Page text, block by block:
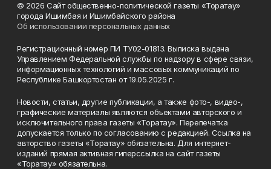
© 2026 Сайт общественно-политической газеты «Торатау»
города Ишимбая и Ишимбайского района
Об использовании персональных данных
Регистрационный номер ПИ ТУ02-01813. Выписка выдана
Управлением Федеральной службы по надзору в сфере связи,
информационных технологий и массовых коммуникаций по
Республике Башкортостан от 19.05.2025 г.
Новости, статьи, другие публикации, а также фото-, видео-,
графические материалы являются объектами авторского и
исключительного права газеты «Торатау». Перепечатка
допускается только по согласованию с редакцией. Ссылка на
авторство газеты «Торатау» обязательна. Для интернет-
изданий прямая активная гиперссылка на сайт газеты
«Торатау» обязательна.